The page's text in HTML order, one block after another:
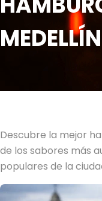
MEDELLÍN
Descubre la mejor
de los sabores más
populares de la